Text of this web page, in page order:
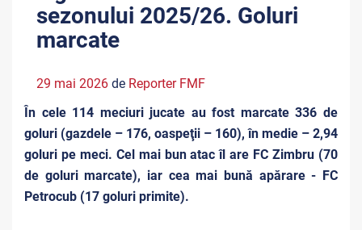
sezonului 2025/26. Goluri
marcate
29 mai 2026 de Reporter FMF
În cele 114 meciuri jucate au fost marcate 336 de
goluri (gazdele – 176, oaspeţii – 160), în medie – 2,94
goluri pe meci. Cel mai bun atac îl are FC Zimbru (70
de goluri marcate), iar cea mai bună apărare - FC
Petrocub (17 goluri primite).